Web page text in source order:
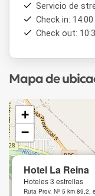
Servicio de
Check in:
Check out:
Mapa de
Hotel La Reina
Hoteles 3 estrellas
Ruta Prov. Nº 5 km 89,2,
+
−